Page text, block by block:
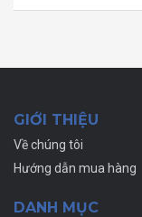
sao
GIỚI THIỆU
Về chúng tôi
Hướng dẫn mua hàng
DANH MỤC